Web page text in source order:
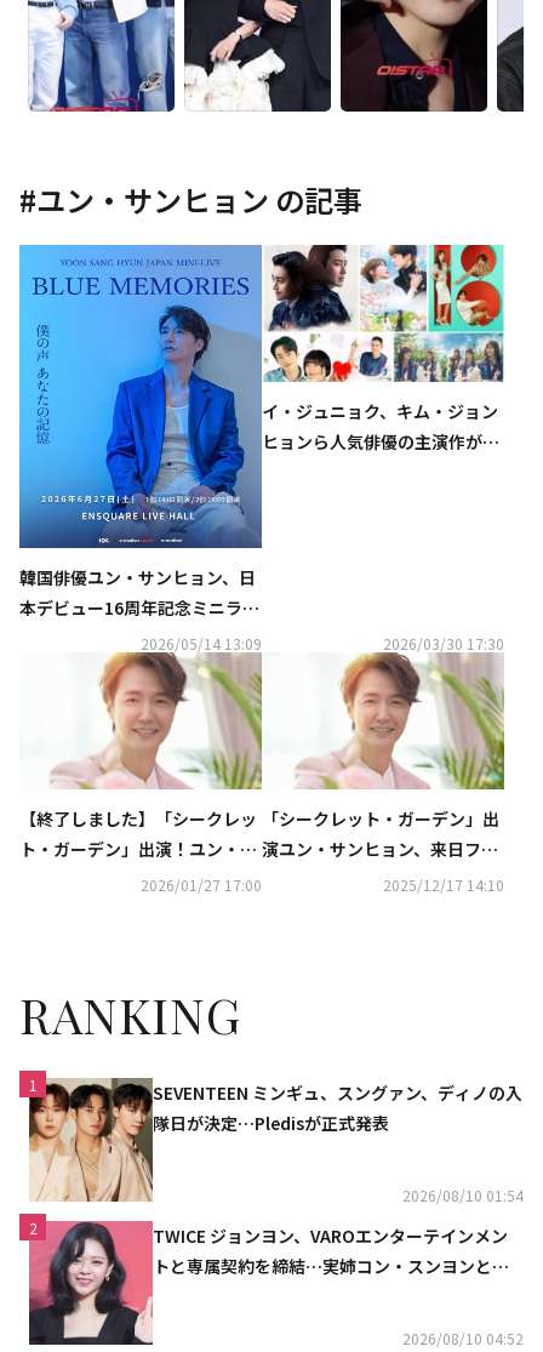
#ユン・サンヒョン の記事
韓国俳優ユン・サンヒョン、日
本デビュー16周年記念ミニライ
ブ開催決定！ドラマOSTの名曲
披露＆お見送り握手会も
2026/05/14 13:09
イ・ジュニョク、キム・ジョン
ヒョンら人気俳優の主演作が
2026/03/30 17:30
【終了しました】「シークレッ
ト・ガーデン」出演！ユン・サ
ンヒョン、2月東京・大阪公演
2026/01/27 17:00
「シークレット・ガーデン」出
演ユン・サンヒョン、来日ファ
ンミが決定！2026年2月に東京
2025/12/17 14:10
RANKING
1
SEVENTEEN ミンギュ、スングァン、ディノの入
隊日が決定…Pledisが正式発表
2026/08/10 01:54
2
TWICE ジョンヨン、VAROエンターテインメン
トと専属契約を締結…実姉コン・スンヨンと同
2026/08/10 04:52